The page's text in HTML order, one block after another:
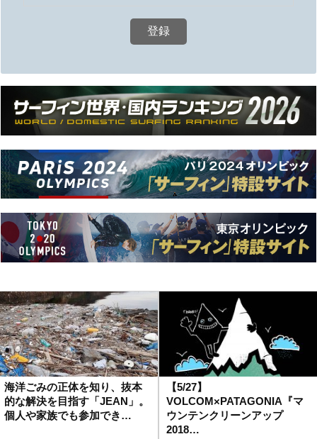
海洋ごみの正体を知り、抜本
的な解決を目指す「JEAN」。
個人や家族でも参加でき…
【5/27】
VOLCOM×PATAGONIA『マ
ウンテンクリーンアップ
2018…